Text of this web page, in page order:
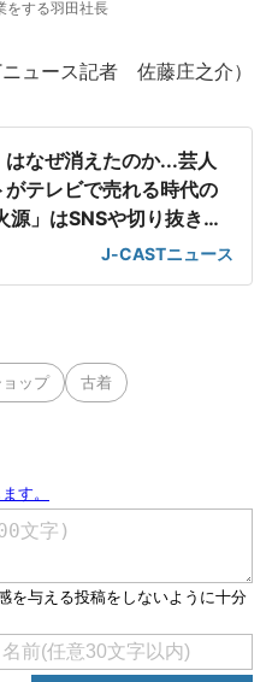
をする羽田社長
ニュース記者 佐藤庄之介）
はなぜ消えたのか...芸人
がテレビで売れる時代の
源」はSNSや切り抜き動
J-CASTニュース
ップ 古着